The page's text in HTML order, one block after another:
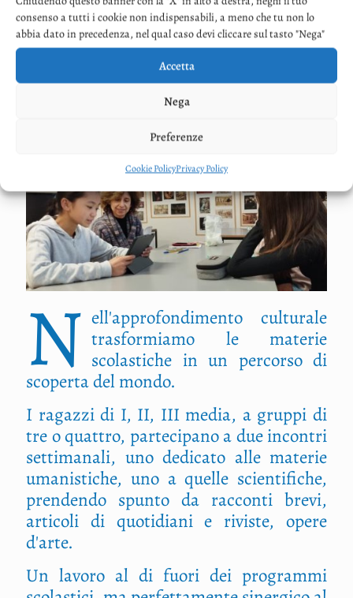
consenso a tutti i cookie non indispensabili, a meno che tu non lo
abbia dato in precedenza, nel qual caso devi cliccare sul tasto "Nega"
Accetta
Nega
Preferenze
Cookie PolicyPrivacy Policy
diventare adulti consapevoli.
APPROFONDIMENTO
N ell'approfondimento culturale
trasformiamo le materie
scolastiche in un percorso di
scoperta del mondo.
I ragazzi di I, II, III media, a gruppi di
tre o quattro, partecipano a due incontri
settimanali, uno dedicato alle materie
umanistiche, uno a quelle scientifiche,
prendendo spunto da racconti brevi,
articoli di quotidiani e riviste, opere
d'arte.
Un lavoro al di fuori dei programmi